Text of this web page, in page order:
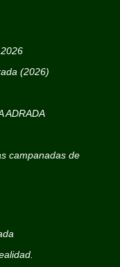
(2026)
ADRADA
campanadas de